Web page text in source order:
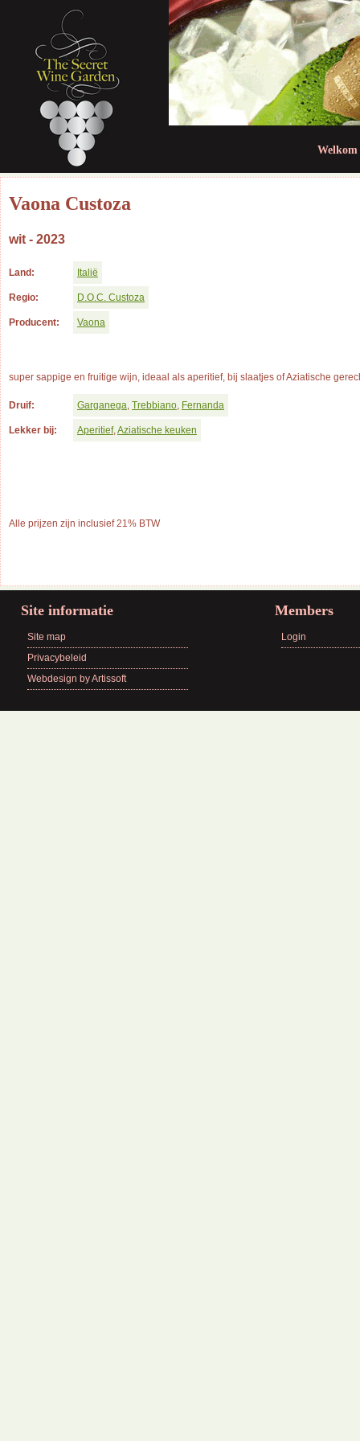
Welkom
Vaona Custoza
wit - 2023
Land: Italië
Regio: D.O.C. Custoza
Producent: Vaona
super sappige en fruitige wijn, ideaal als aperitief, bij slaatjes of Aziatische
Druif: Garganega, Trebbiano, Fernanda
Lekker bij: Aperitief,Aziatische keuken
Alle prijzen zijn inclusief 21% BTW
Site informatie
Site map
Privacybeleid
Webdesign by Artissoft
Members
Login